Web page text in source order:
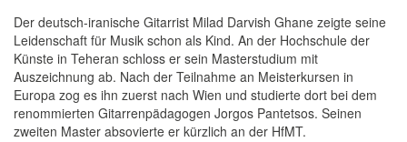
Der deutsch-iranische Gitarrist Milad Darvish Ghane zeigte seine
Leidenschaft für Musik schon als Kind. An der Hochschule der
Künste in Teheran schloss er sein Masterstudium mit
Auszeichnung ab. Nach der Teilnahme an Meisterkursen in
Europa zog es ihn zuerst nach Wien und studierte dort bei dem
renommierten Gitarrenpädagogen Jorgos Pantetsos. Seinen
zweiten Master absovierte er kürzlich an der HfMT.